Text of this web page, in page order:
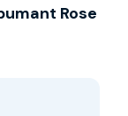
Rose